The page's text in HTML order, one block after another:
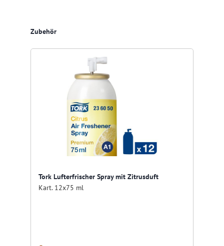
Produktgalerie überspringen
Zubehör
Tork Lufterfrischer Spray mit Zitrusduft
Kart. 12x75 ml